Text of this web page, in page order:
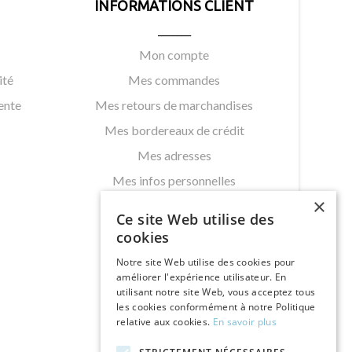
la beauté dans les détails et créez un look
INFORMATIONS CLIENT
Mon compte
Mes commandes
Mes retours de marchandises
Mes bordereaux de crédit
Mes adresses
Mes infos personnelles
×
Ce site Web utilise des
cookies
Notre site Web utilise des cookies pour
améliorer l'expérience utilisateur. En
utilisant notre site Web, vous acceptez tous
les cookies conformément à notre Politique
relative aux cookies. En savoir plus